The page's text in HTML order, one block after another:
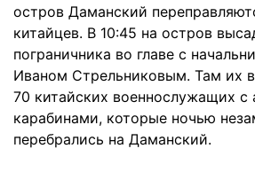
остров Даманский
китайцев. В 10:45 на остров
пограничника во главе с
Иваном Стрельниковым. Там их
70 китайских военнослужащих с
карабинами, которые ночью
перебрались на Даманский.